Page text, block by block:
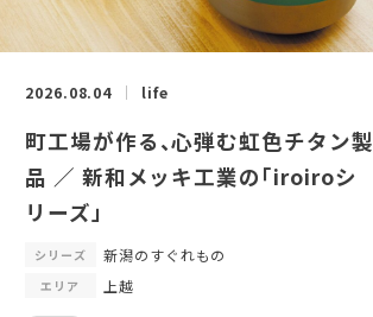
2026.08.04 life
町工場が作る、心弾む虹色チタン製
品 ／ 新和メッキ工業の「iroiroシ
リーズ」
シリーズ 新潟のすぐれもの
エリア 上越